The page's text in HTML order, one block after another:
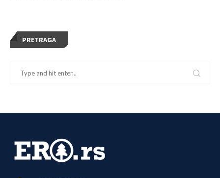
PRETRAGA